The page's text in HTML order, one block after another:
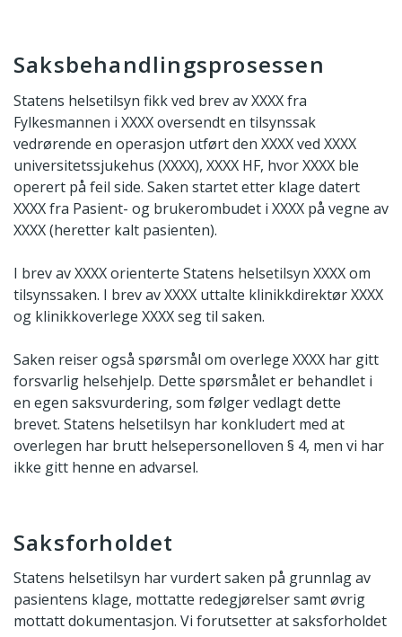
Saksbehandlingsprosessen
Statens helsetilsyn fikk ved brev av XXXX fra
Fylkesmannen i XXXX oversendt en tilsynssak
vedrørende en operasjon utført den XXXX ved XXXX
universitetssjukehus (XXXX), XXXX HF, hvor XXXX ble
operert på feil side. Saken startet etter klage datert
XXXX fra Pasient- og brukerombudet i XXXX på vegne av
XXXX (heretter kalt pasienten).
I brev av XXXX orienterte Statens helsetilsyn XXXX om
tilsynssaken. I brev av XXXX uttalte klinikkdirektør XXXX
og klinikkoverlege XXXX seg til saken.
Saken reiser også spørsmål om overlege XXXX har gitt
forsvarlig helsehjelp. Dette spørsmålet er behandlet i
en egen saksvurdering, som følger vedlagt dette
brevet. Statens helsetilsyn har konkludert med at
overlegen har brutt helsepersonelloven § 4, men vi har
ikke gitt henne en advarsel.
Saksforholdet
Statens helsetilsyn har vurdert saken på grunnlag av
pasientens klage, mottatte redegjørelser samt øvrig
mottatt dokumentasjon. Vi forutsetter at saksforholdet